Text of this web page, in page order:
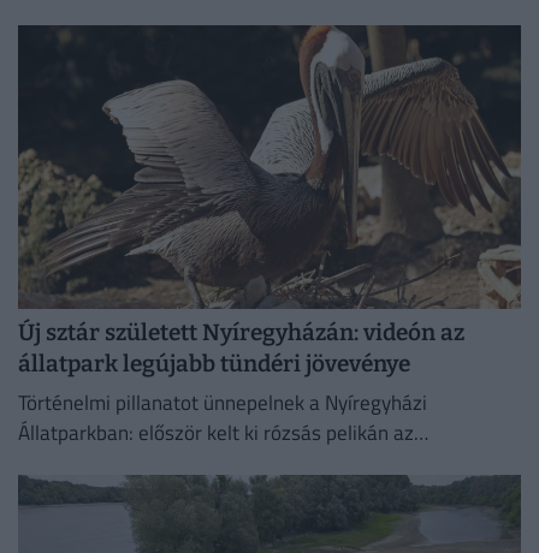
Új sztár született Nyíregyházán: videón az
állatpark legújabb tündéri jövevénye
Történelmi pillanatot ünnepelnek a Nyíregyházi
Állatparkban: először kelt ki rózsás pelikán az
szülő gondosan neveli, a kicsi pedig...